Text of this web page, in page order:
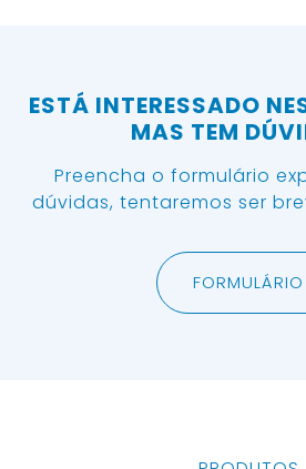
ESTÁ INTERESSADO
MAS TEM
Preencha o formulário
dúvidas, tentaremos ser
FORMULÁRIO